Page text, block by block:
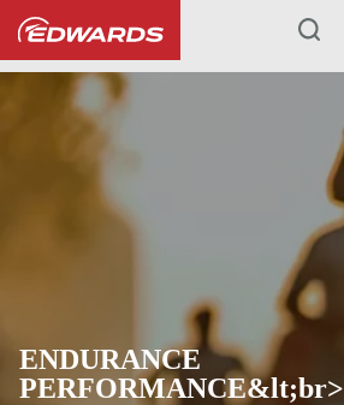
...
ENDURANCE
PERFORMANCE&lt;br>